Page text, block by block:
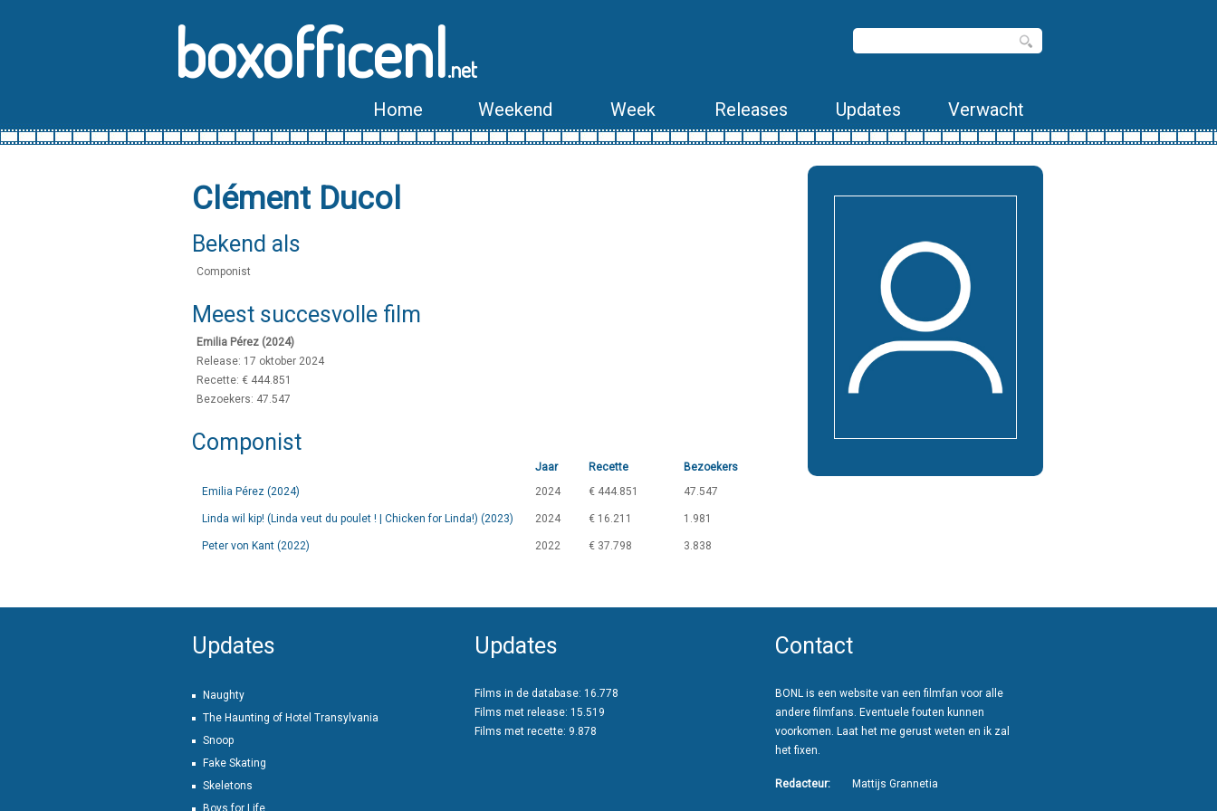
boxofficenl.net
Home Weekend Week Releases Updates Verwacht
Clément Ducol
Bekend als
Componist
Meest succesvolle film
Emilia Pérez (2024)
Release: 17 oktober 2024
Recette: € 444.851
Bezoekers: 47.547
Componist
Jaar Recette
Bezoekers
Emilia Pérez (2024)
2024 € 444.851 47.547
Linda wil kip! (Linda veut du poulet ! | Chicken for Linda!) (2023) 2024 € 16.211 1.981
Peter von Kant (2022) 2022 € 37.798 3.838
Updates
Naughty
The Haunting of Hotel Transylvania
Snoop
Fake Skating
Skeletons
Boys for Life
Updates
Films in de database: 16.778
Films met release: 15.519
Films met recette: 9.878
Contact
BONL is een website van een filmfan voor alle
andere filmfans. Eventuele fouten kunnen
voorkomen. Laat het me gerust weten en ik zal
het fixen.
Redacteur: Mattijs Grannetia